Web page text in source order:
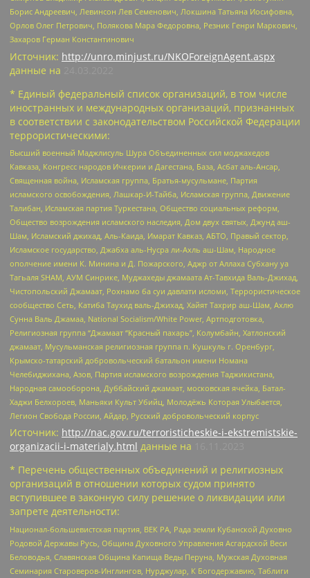
Борис Андреевич, Левинсон Лев Семенович, Локшина Татьяна Иосифовна,
Орлов Олег Петрович, Полякова Мара Федоровна, Резник Генри Маркович,
Захаров Герман Константинович
Источник: http://unro.minjust.ru/NKOForeignAgent.aspx
данные на
* Единый федеральный список организаций, в том числе
иностранных и международных организаций, признанных
в соответствии с законодательством Российской Федерации
террористическими:
Высший военный Маджлисуль Шура Объединенных сил моджахедов
Кавказа, Конгресс народов Ичкерии и Дагестана, База, Асбат аль-Ансар,
Священная война, Исламская группа, Братья-мусульмане, Партия
исламского освобождения, Лашкар-И-Тайба, Исламская группа, Движение
Талибан, Исламская партия Туркестана, Общество социальных реформ,
Общество возрождения исламского наследия, Дом двух святых, Джунд аш-
Шам, Исламский джихад, Аль-Каида, Имарат Кавказ, АБТО, Правый сектор,
Исламское государство, Джабха аль-Нусра ли-Ахль аш-Шам, Народное
ополчение имени К. Минина и Д. Пожарского, Аджр от Аллаха Субхану уа
Тагьаля SHAM, АУМ Синрике, Муджахеды джамаата Ат-Тавхида Валь-Джихад,
Чистопольский Джамаат, Рохнамо ба суи давлати исломи, Террористическое
сообщество Сеть, Катиба Таухид валь-Джихад, Хайят Тахрир аш-Шам, Ахлю
Сунна Валь Джамаа, National Socialism/White Power, Артподготовка,
Религиозная группа “Джамаат “Красный пахарь”, Колумбайн, Хатлонский
джамаат, Мусульманская религиозная группа п. Кушкуль г. Оренбург,
Крымско-татарский добровольческий батальон имени Номана
Челебиджихана, Азов, Партия исламского возрождения Таджикистана,
Народная самооборона, Дуббайский джамаат, московская ячейка, Батал-
Хаджи Белхороев, Маньяки Культ Убийц, Молодёжь Которая Улыбается,
Легион Свобода России, Айдар, Русский добровольческий корпус
Источник: http://nac.gov.ru/terroristicheskie-i-ekstremistskie-
organizacii-i-materialy.html данные на
* Перечень общественных объединений и религиозных
организаций в отношении которых судом принято
вступившее в законную силу решение о ликвидации или
запрете деятельности:
Национал-большевистская партия, ВЕК РА, Рада земли Кубанской Духовно
Родовой Державы Русь, Община Духовного Управления Асгардской Веси
Беловодья, Славянская Община Капища Веды Перуна, Мужская Духовная
Семинария Староверов-Инглингов, Нурджулар, К Богодержавию, Таблиги